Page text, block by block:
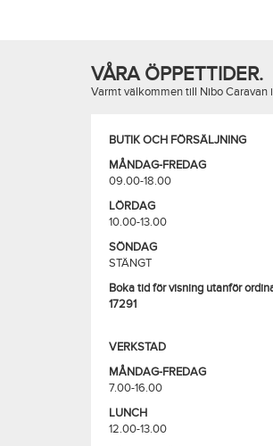
VÅRA ÖPPETTIDER.
Varmt välkommen till Nibo Caravan
BUTIK OCH FÖRSÄLJNING
MÅNDAG-FREDAG
09.00-18.00
LÖRDAG
10.00-13.00
SÖNDAG
STÄNGT
Boka tid för visning utanför
17291
VERKSTAD
MÅNDAG-FREDAG
7.00-16.00
LUNCH
12.00-13.00